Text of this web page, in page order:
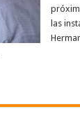
Feria
de
Empleo
del
las